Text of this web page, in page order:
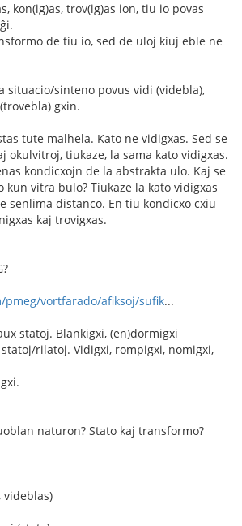
kon(ig)as, trov(ig)as ion, tiu io povas
de tiu io, sed de uloj kiuj eble ne
situacio/sinteno povus vidi (videbla),
gxin.
tute malhela. Kato ne vidigxas. Sed se
okulvitroj, tiukaze, la sama kato vidigxas.
kondicxojn de la abstrakta ulo. Kaj se
kun vitra bulo? Tiukaze la kato vidigxas
senlima distanco. En tiu kondicxo cxiu
kaj trovigxas.
vortfarado/afiksoj/sufik...
statoj. Blankigxi, (en)dormigxi
rilatoj. Vidigxi, rompigxi, nomigxi,
naturon? Stato kaj transformo?
videblas)